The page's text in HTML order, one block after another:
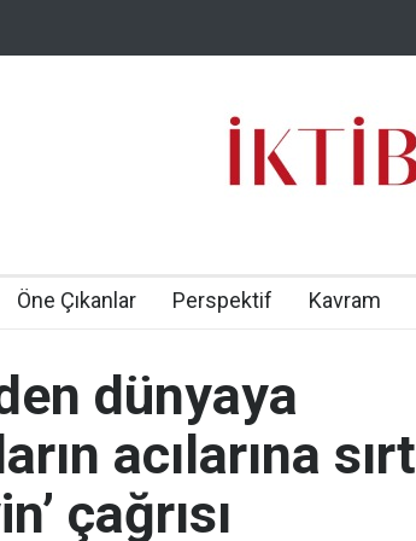
Öne Çıkanlar Perspektif Kavram
dünyaya
acılarına sırt
çağrısı